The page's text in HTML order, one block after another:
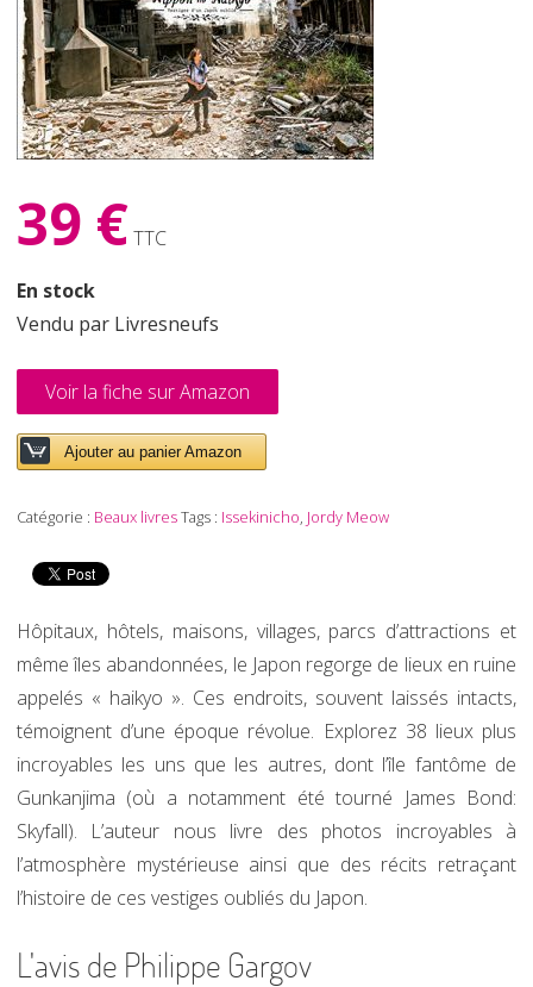
39 €TTC
En stock
Vendu par Livresneufs
Voir la fiche sur Amazon
Ajouter au panier Amazon
Catégorie : Beaux livresTags : Issekinicho, Jordy Meow
Hôpitaux, hôtels, maisons, villages, parcs d’attractions et
même îles abandonnées, le Japon regorge de lieux en ruine
appelés « haikyo ». Ces endroits, souvent laissés intacts,
témoignent d’une époque révolue. Explorez 38 lieux plus
incroyables les uns que les autres, dont l’île fantôme de
Gunkanjima (où a notamment été tourné James Bond:
Skyfall). L’auteur nous livre des photos incroyables à
l’atmosphère mystérieuse ainsi que des récits retraçant
l’histoire de ces vestiges oubliés du Japon.
L'avis de Philippe Gargov